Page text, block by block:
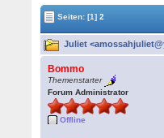
Seiten:[1] 2
Juliet
Bommo
Themenstarter
Forum Administrator
Offline